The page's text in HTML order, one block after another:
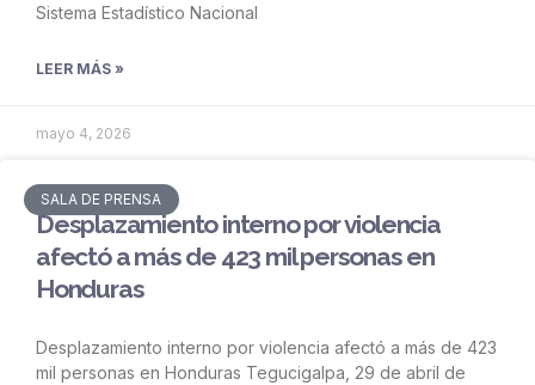
Sistema Estadístico Nacional
LEER MÁS »
mayo 4, 2026
SALA DE PRENSA
Desplazamiento interno por violencia
afectó a más de 423 mil personas en
Honduras
Desplazamiento interno por violencia afectó a más de 423
mil personas en Honduras Tegucigalpa, 29 de abril de